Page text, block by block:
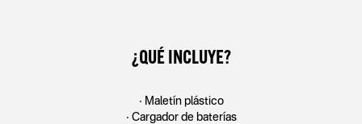
¿QUÉ INCLUYE?
• Maletín plástico
• Cargador de baterías